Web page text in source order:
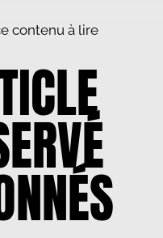
contenu à lire